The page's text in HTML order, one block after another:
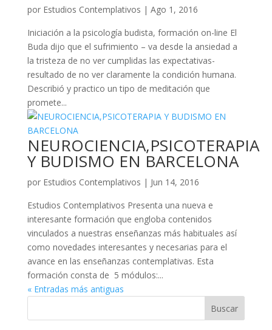
por Estudios Contemplativos | Ago 1, 2016
Iniciación a la psicología budista, formación on-line El
Buda dijo que el sufrimiento – va desde la ansiedad a
la tristeza de no ver cumplidas las expectativas-
resultado de no ver claramente la condición humana.
Describió y practico un tipo de meditación que
promete...
NEUROCIENCIA,PSICOTERAPIA
Y BUDISMO EN BARCELONA
por Estudios Contemplativos | Jun 14, 2016
Estudios Contemplativos Presenta una nueva e
interesante formación que engloba contenidos
vinculados a nuestras enseñanzas más habituales así
como novedades interesantes y necesarias para el
avance en las enseñanzas contemplativas. Esta
formación consta de 5 módulos:...
« Entradas más antiguas